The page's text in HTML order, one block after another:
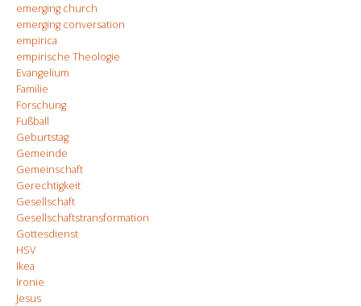
emerging church
emerging conversation
empirica
empirische Theologie
Evangelium
Familie
Forschung
Fußball
Geburtstag
Gemeinde
Gemeinschaft
Gerechtigkeit
Gesellschaft
Gesellschaftstransformation
Gottesdienst
HSV
Ikea
Ironie
Jesus